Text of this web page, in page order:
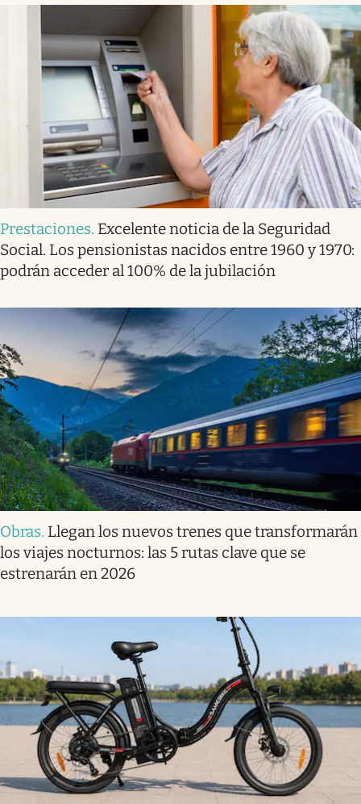
Prestaciones. Excelente noticia de la Seguridad
Social. Los pensionistas nacidos entre 1960 y 1970:
podrán acceder al 100% de la jubilación
Obras. Llegan los nuevos trenes que transformarán
los viajes nocturnos: las 5 rutas clave que se
estrenarán en 2026